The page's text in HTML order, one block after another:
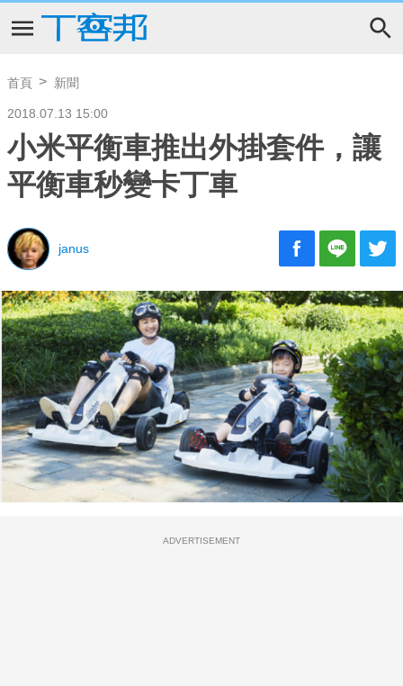
首頁 新聞
2018.07.13 15:00
小米平衡車推出外掛套件，讓
平衡車秒變卡丁車
janus
ADVERTISEMENT